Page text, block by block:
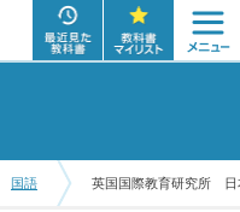
国語 英国国際教育研究所 日